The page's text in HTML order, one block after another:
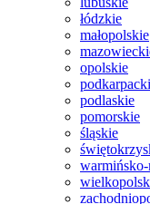
łódzkie
małopolskie
opolskie
podlaskie
pomorskie
śląskie